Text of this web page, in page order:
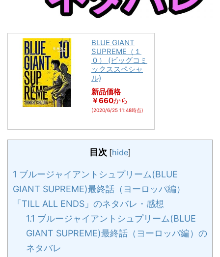
BLUE GIANT
SUPREME（１
０） (ビッグコミ
ックススペシャ
ル)
新品価格
￥660から
(2020/6/25 11:48時点)
目次 [hide]
1 ブルージャイアントシュプリーム(BLUE
GIANT SUPREME)最終話（ヨーロッパ編）
「TILL ALL ENDS」のネタバレ・感想
1.1 ブルージャイアントシュプリーム(BLUE
GIANT SUPREME)最終話（ヨーロッパ編）の
ネタバレ